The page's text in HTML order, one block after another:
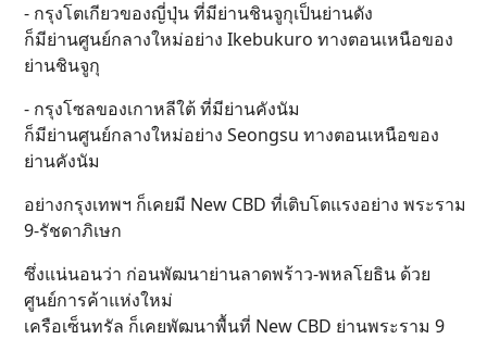
- กรุงโตเกียวของญี่ปุ่น ที่มีย่านชินจูกุเป็นย่านดัง
ก็มีย่านศูนย์กลางใหม่อย่าง Ikebukuro ทางตอนเหนือของ
ย่านชินจูกุ
- กรุงโซลของเกาหลีใต้ ที่มีย่านคังนัม
ก็มีย่านศูนย์กลางใหม่อย่าง Seongsu ทางตอนเหนือของ
ย่านคังนัม
อย่างกรุงเทพฯ ก็เคยมี New CBD ที่เติบโตแรงอย่าง พระราม
9-รัชดาภิเษก
ซึ่งแน่นอนว่า ก่อนพัฒนาย่านลาดพร้าว-พหลโยธิน ด้วย
ศูนย์การค้าแห่งใหม่
เครือเซ็นทรัล ก็เคยพัฒนาพื้นที่ New CBD ย่านพระราม 9